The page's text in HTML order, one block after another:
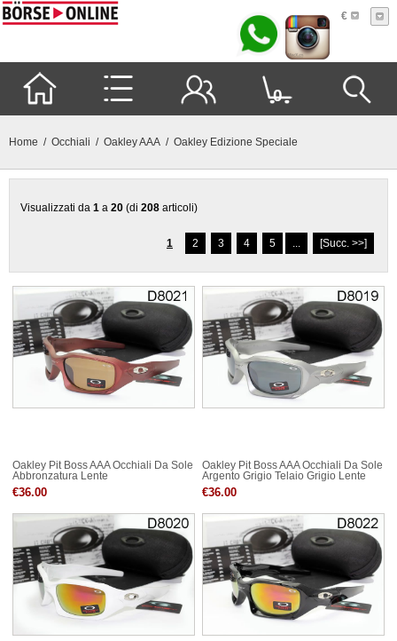
€
0
Home / Occhiali / Oakley AAA / Oakley Edizione Speciale
Visualizzati da 1 a 20 (di 208 articoli)
1 2 3 4 5 ... [Succ. >>]
Oakley Pit Boss AAA Occhiali Da Sole
Abbronzatura Lente
€36.00
Oakley Pit Boss AAA Occhiali Da Sole
Argento Grigio Telaio Grigio Lente
€36.00